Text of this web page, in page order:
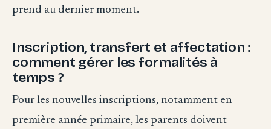
prend au dernier moment.
Inscription, transfert et affectation :
comment gérer les formalités à
temps ?
Pour les nouvelles inscriptions, notamment en
première année primaire, les parents doivent